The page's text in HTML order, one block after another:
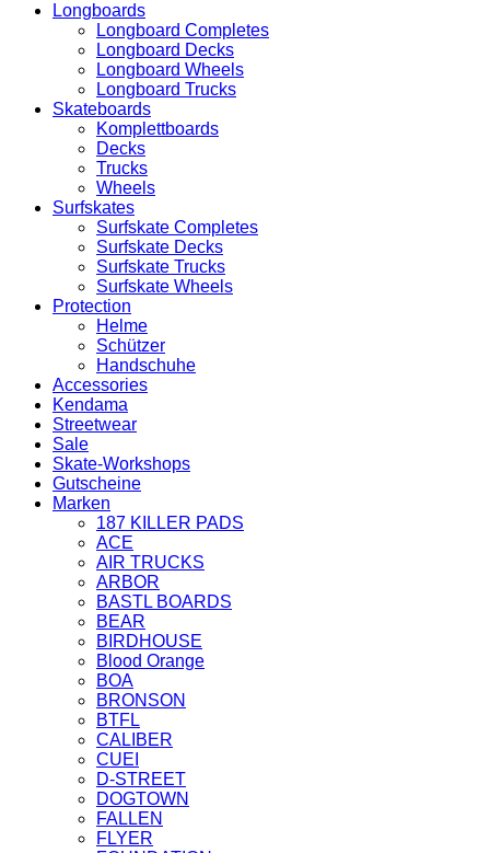
Longboards
Longboard Completes
Longboard Decks
Longboard Wheels
Longboard Trucks
Skateboards
Komplettboards
Decks
Trucks
Wheels
Surfskates
Surfskate Completes
Surfskate Decks
Surfskate Trucks
Surfskate Wheels
Protection
Helme
Schützer
Handschuhe
Accessories
Kendama
Streetwear
Sale
Skate-Workshops
Gutscheine
Marken
187 KILLER PADS
ACE
AIR TRUCKS
ARBOR
BASTL BOARDS
BEAR
BIRDHOUSE
Blood Orange
BOA
BRONSON
BTFL
CALIBER
CUEI
D-STREET
DOGTOWN
FALLEN
FLYER